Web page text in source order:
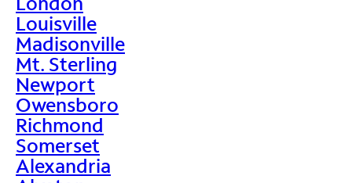
Louisville
Madisonville
Mt. Sterling
Newport
Owensboro
Richmond
Somerset
Alexandria